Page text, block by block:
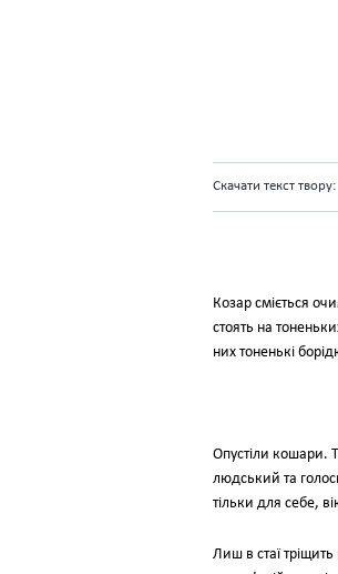
Скачати текст твору:
Козар сміється
стоять на
них тоненькі
Опустіли кошари.
людський та
тільки для себе,
Лиш в стаї